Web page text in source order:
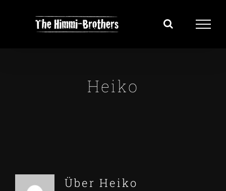
Heiko
Über Heiko